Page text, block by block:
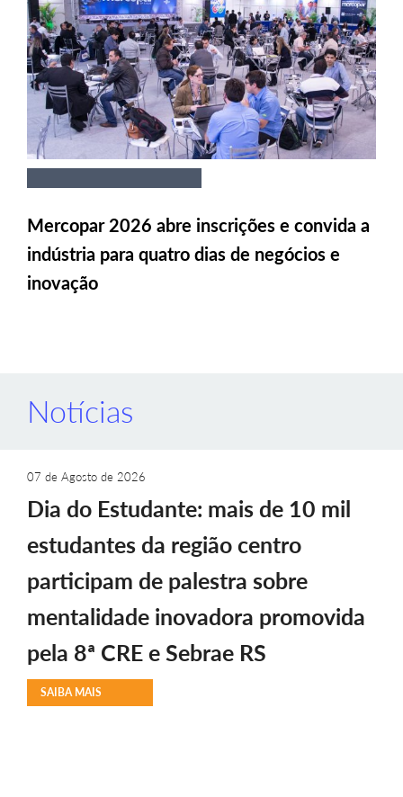
Mercopar 2026 abre inscrições e convida a
indústria para quatro dias de negócios e
inovação
Notícias
07 de Agosto de 2026
Dia do Estudante: mais de 10 mil
estudantes da região centro
participam de palestra sobre
mentalidade inovadora promovida
pela 8ª CRE e Sebrae RS
SAIBA MAIS